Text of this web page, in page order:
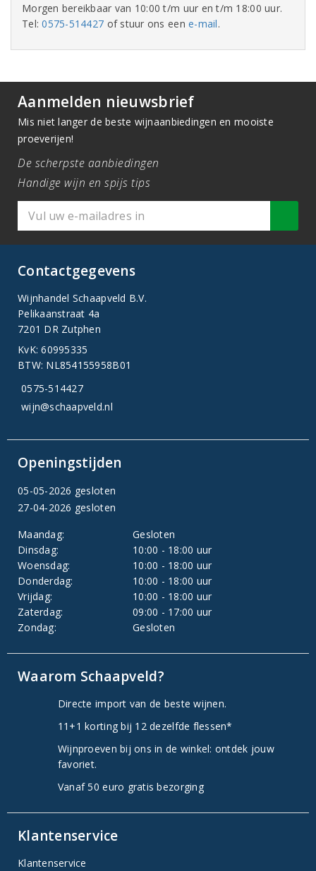
Morgen bereikbaar van 10:00 t/m uur en t/m 18:00 uur.
Tel:0575-514427 of stuur ons eene-mail.
Aanmelden nieuwsbrief
Mis niet langer de beste wijnaanbiedingen en mooiste
proeverijen!
De scherpste aanbiedingen
Handige wijn en spijs tips
Contactgegevens
Wijnhandel Schaapveld B.V.
Pelikaanstraat 4a
7201 DR Zutphen
KvK: 60995335
BTW: NL854155958B01
0575-514427
wijn@schaapveld.nl
Openingstijden
05-05-2026 gesloten
27-04-2026 gesloten
Maandag:
Gesloten
Dinsdag:
10:00 - 18:00 uur
Woensdag:
10:00 - 18:00 uur
Donderdag:
10:00 - 18:00 uur
Vrijdag:
10:00 - 18:00 uur
Zaterdag:
09:00 - 17:00 uur
Zondag:
Gesloten
Waarom Schaapveld?
Directe import van de beste wijnen.
11+1 korting bij 12 dezelfde flessen*
Wijnproeven bij ons in de winkel: ontdek jouw
favoriet.
Vanaf 50 euro gratis bezorging
Klantenservice
Klantenservice